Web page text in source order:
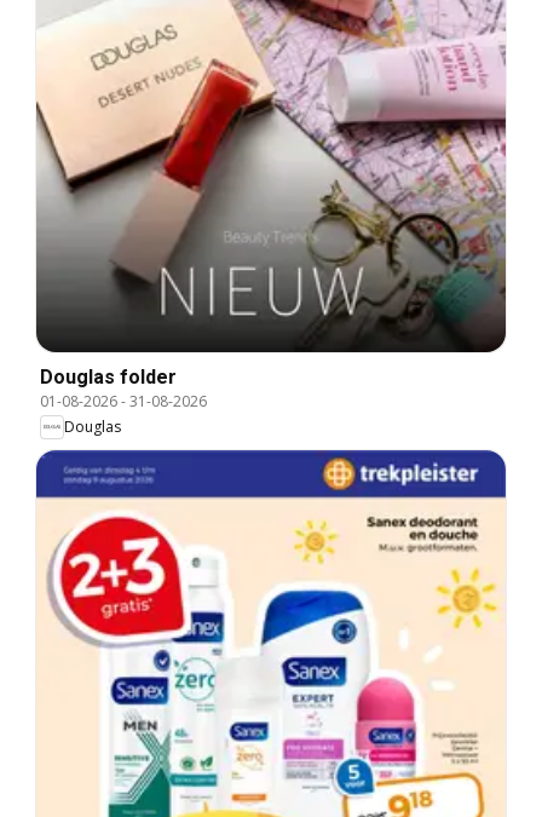
Douglas folder
01-08-2026-31-08-2026
Douglas